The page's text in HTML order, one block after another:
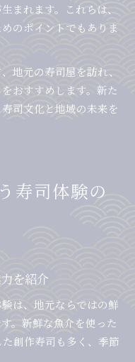
まれます。これらは、
のポイントでもありま
地元の寿司屋を訪れ、
おすすめします。新た
司文化と地域の未来を
寿司体験の
を紹介
は、地元ならではの鮮
。新鮮な魚介を使った
創作寿司も多く、季節